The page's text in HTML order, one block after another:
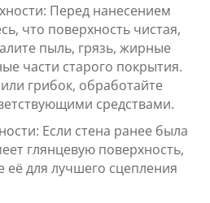
Перед нанесением
что поверхность чистая,
пыль, грязь, жирные
части старого покрытия.
грибок, обработайте
средствами.
Если стена ранее была
глянцевую поверхность,
её для лучшего сцепления